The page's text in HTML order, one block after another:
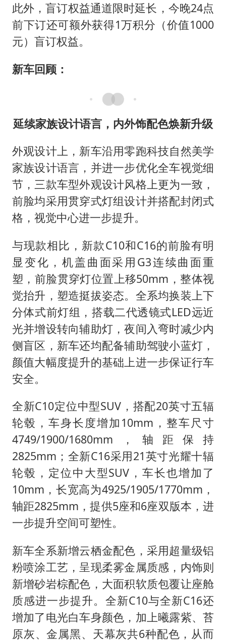
此外，盲订权益通道限时延长，今晚24点
前下订还可额外获得1万积分（价值1000
元）盲订权益。
新车回顾：
延续家族设计语言，内外饰配色焕新升级
外观设计上，新车沿用零跑科技自然美学
家族设计语言，并进一步优化全车视觉细
节，三款车型外观设计风格上更为一致，
前脸均采用贯穿式灯组设计并搭配封闭式
格，视觉中心进一步提升。
与现款相比，新款C10和C16的前脸有明
显变化，机盖曲面采用G3连续曲面重
塑，前脸贯穿灯位置上移50mm，整体视
觉抬升，塑造挺拔姿态。全系均换装上下
分体式前灯组，搭载二代透镜式LED远近
光并增设转向辅助灯，夜间入弯时减少内
侧盲区，新车还均配备辅助驾驶小蓝灯，
颜值大幅度提升的基础上进一步保证行车
安全。
全新C10定位中型SUV，搭配20英寸五辐
轮毂，车身长度增加10mm，整车尺寸
4749/1900/1680mm，轴距保持
2825mm；全新C16采用21英寸光耀十辐
轮毂，定位中大型SUV，车长也增加了
10mm，长宽高为4925/1905/1770mm，
轴距2825mm，提供5座和6座双版本，进
一步提升空间可塑性。
新车全系新增云栖金配色，采用超量级铝
粉喷涂工艺，呈现柔雾金属质感，内饰则
新增砂岩棕配色，大面积软质包覆让座舱
质感进一步提升。全新C10与全新C16还
增加了电光白车身颜色，加上曦露紫、苔
原灰、金属黑、天幕灰共6种配色，从而